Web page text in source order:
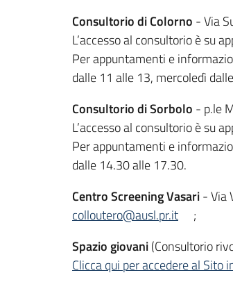
Consultorio di Colorno - Via
L’accesso al consultorio è su
Per appuntamenti e
dalle 11 alle 13, mercoledì
Consultorio di Sorbolo - p.le
L’accesso al consultorio è su
Per appuntamenti e
dalle 14.30 alle 17.30.
Centro Screening Vasari- Via
colloutero@ausl.pr.it
;
Spazio giovani(Consultorio
Clicca qui per accedere al Sito